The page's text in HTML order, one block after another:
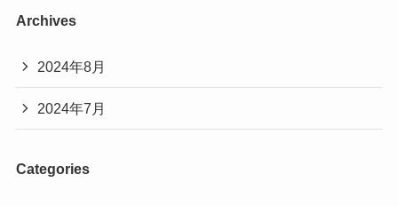
Archives
2024年8月
2024年7月
Categories